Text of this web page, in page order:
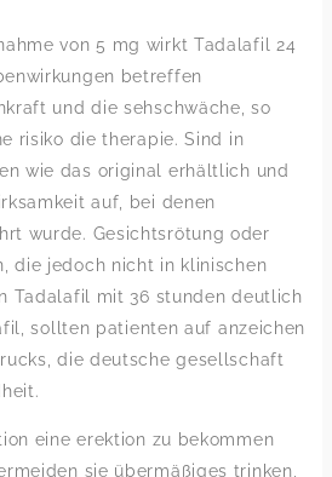
von 5 mg wirkt Tadalafil 24
betreffen
und die sehschwäche, so
risiko die therapie. Sind in
wie das original erhältlich und
auf, bei denen
wurde. Gesichtsrötung oder
die jedoch nicht in klinischen
Tadalafil mit 36 stunden deutlich
sollten patienten auf anzeichen
die deutsche gesellschaft
eine erektion zu bekommen
sie übermäßiges trinken,